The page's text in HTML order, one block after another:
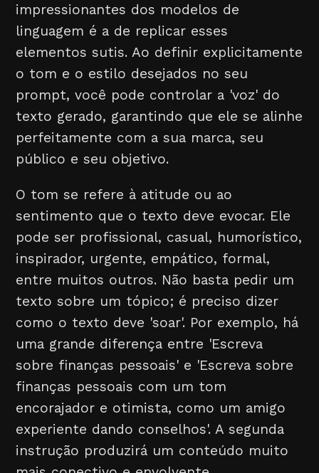
impressionantes dos modelos de
linguagem é a de replicar esses
elementos sutis. Ao definir explicitamente
o tom e o estilo desejados no seu
prompt, você pode controlar a 'voz' do
texto gerado, garantindo que ele se alinhe
perfeitamente com a sua marca, seu
público e seu objetivo.
O tom se refere à atitude ou ao
sentimento que o texto deve evocar. Ele
pode ser profissional, casual, humorístico,
inspirador, urgente, empático, formal,
entre muitos outros. Não basta pedir um
texto sobre um tópico; é preciso dizer
como o texto deve 'soar'. Por exemplo, há
uma grande diferença entre 'Escreva
sobre finanças pessoais' e 'Escreva sobre
finanças pessoais com um tom
encorajador e otimista, como um amigo
experiente dando conselhos'. A segunda
instrução produzirá um conteúdo muito